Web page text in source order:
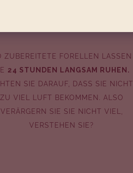
ZUBEREITETE FORELLEN LASSEN
24 STUNDEN LANGSAM RUHEN.
SIE DARAUF, DASS SIE NICHT
ZU VIEL LUFT BEKOMMEN. ALSO
VERÄRGERN SIE SIE NICHT VIEL,
VERSTEHEN SIE?